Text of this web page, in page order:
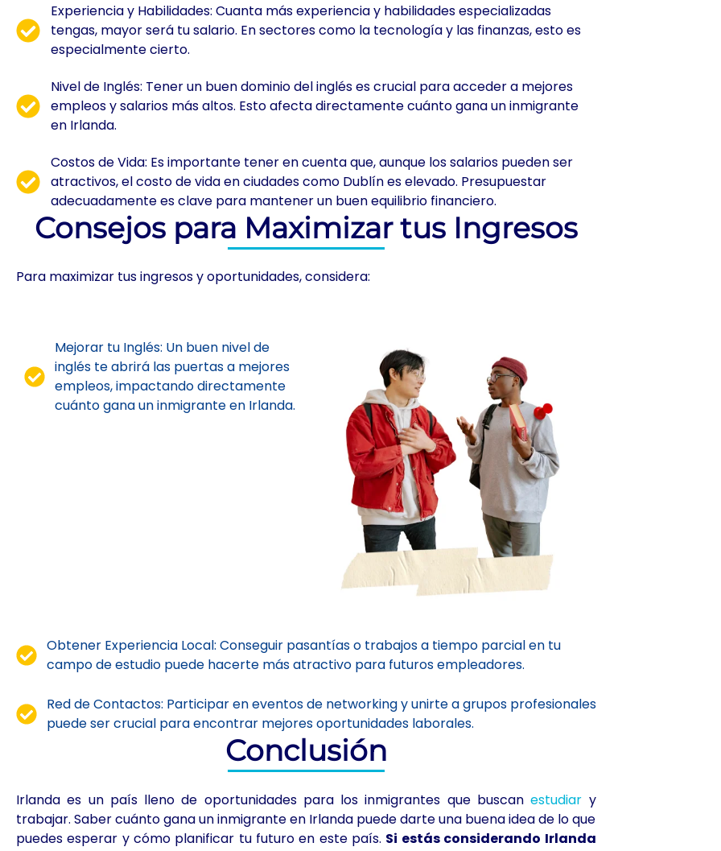
Experiencia y Habilidades: Cuanta más experiencia y habilidades especializadas
tengas, mayor será tu salario. En sectores como la tecnología y las finanzas, esto es
especialmente cierto.
Nivel de Inglés: Tener un buen dominio del inglés es crucial para acceder a mejores
empleos y salarios más altos. Esto afecta directamente cuánto gana un inmigrante
en Irlanda.
Costos de Vida: Es importante tener en cuenta que, aunque los salarios pueden ser
atractivos, el costo de vida en ciudades como Dublín es elevado. Presupuestar
adecuadamente es clave para mantener un buen equilibrio financiero.
Consejos para Maximizar tus Ingresos
Para maximizar tus ingresos y oportunidades, considera:
Mejorar tu Inglés: Un buen nivel de
inglés te abrirá las puertas a mejores
empleos, impactando directamente
cuánto gana un inmigrante en Irlanda.
Obtener Experiencia Local: Conseguir pasantías o trabajos a tiempo parcial en tu
campo de estudio puede hacerte más atractivo para futuros empleadores.
Red de Contactos: Participar en eventos de networking y unirte a grupos profesionales
puede ser crucial para encontrar mejores oportunidades laborales.
Conclusión
Irlanda es un país lleno de oportunidades para los inmigrantes que buscanestudiar y
trabajar. Saber cuánto gana un inmigrante en Irlanda puede darte una buena idea de lo que
puedes esperar y cómo planificar tu futuro en este país. Si estás considerando Irlanda